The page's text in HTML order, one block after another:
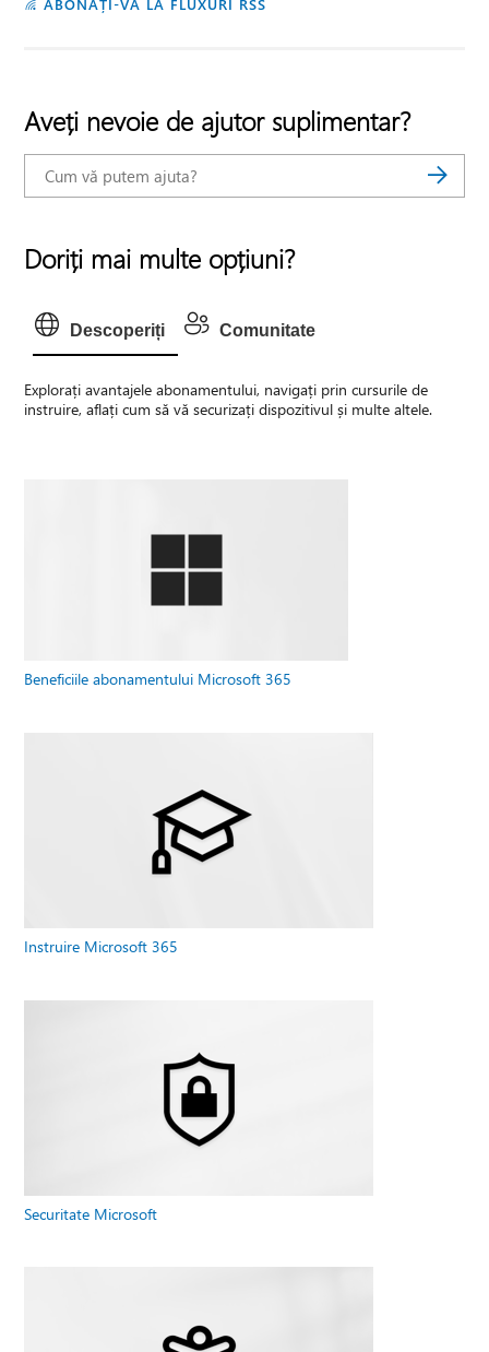
Aveți nevoie de ajutor suplimentar?
Doriți mai multe opțiuni?
Descoperiți Comunitate
Explorați avantajele abonamentului, navigați prin cursurile de
instruire, aflați cum să vă securizați dispozitivul și multe altele.
Beneficiile abonamentului Microsoft 365
Instruire Microsoft 365
Securitate Microsoft